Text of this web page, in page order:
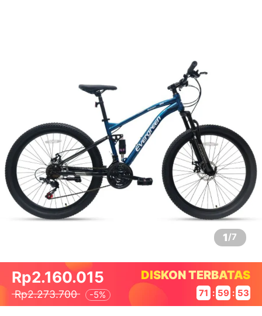
1/7
Rp2.160.015
Rp2.273.700 -5%
DISKON TERBATAS
71 : 59 : 53